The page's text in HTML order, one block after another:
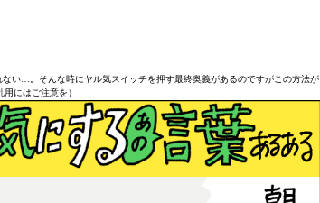
い…。そんな時にヤル気スイッチを押す最終奥義があるのですがこの方法が
にはご注意を）